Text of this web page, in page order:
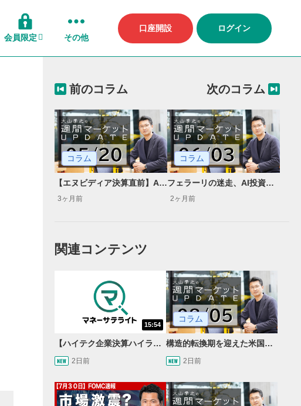
会員限定 その他
口座開設 ログイン
前のコラム
コラム
【エヌビディア決算直前】AIインフラ大爆発の裏で動くマネー
3ヶ月前
次のコラム
コラム
フェラーリの迷走、AI投資が示唆する「二極化相場」
2ヶ月前
関連コンテンツ
15:54
【ハイテク企業決算ハイライト】2027年分のメモリに売切れ報道!?＜米国マーケットダイジェスト8/5号＞
2日前
コラム
構造的転換期を迎えた米国市場 AIインフラ投資とFRBウォーシュ体制下の株式投資
2日前